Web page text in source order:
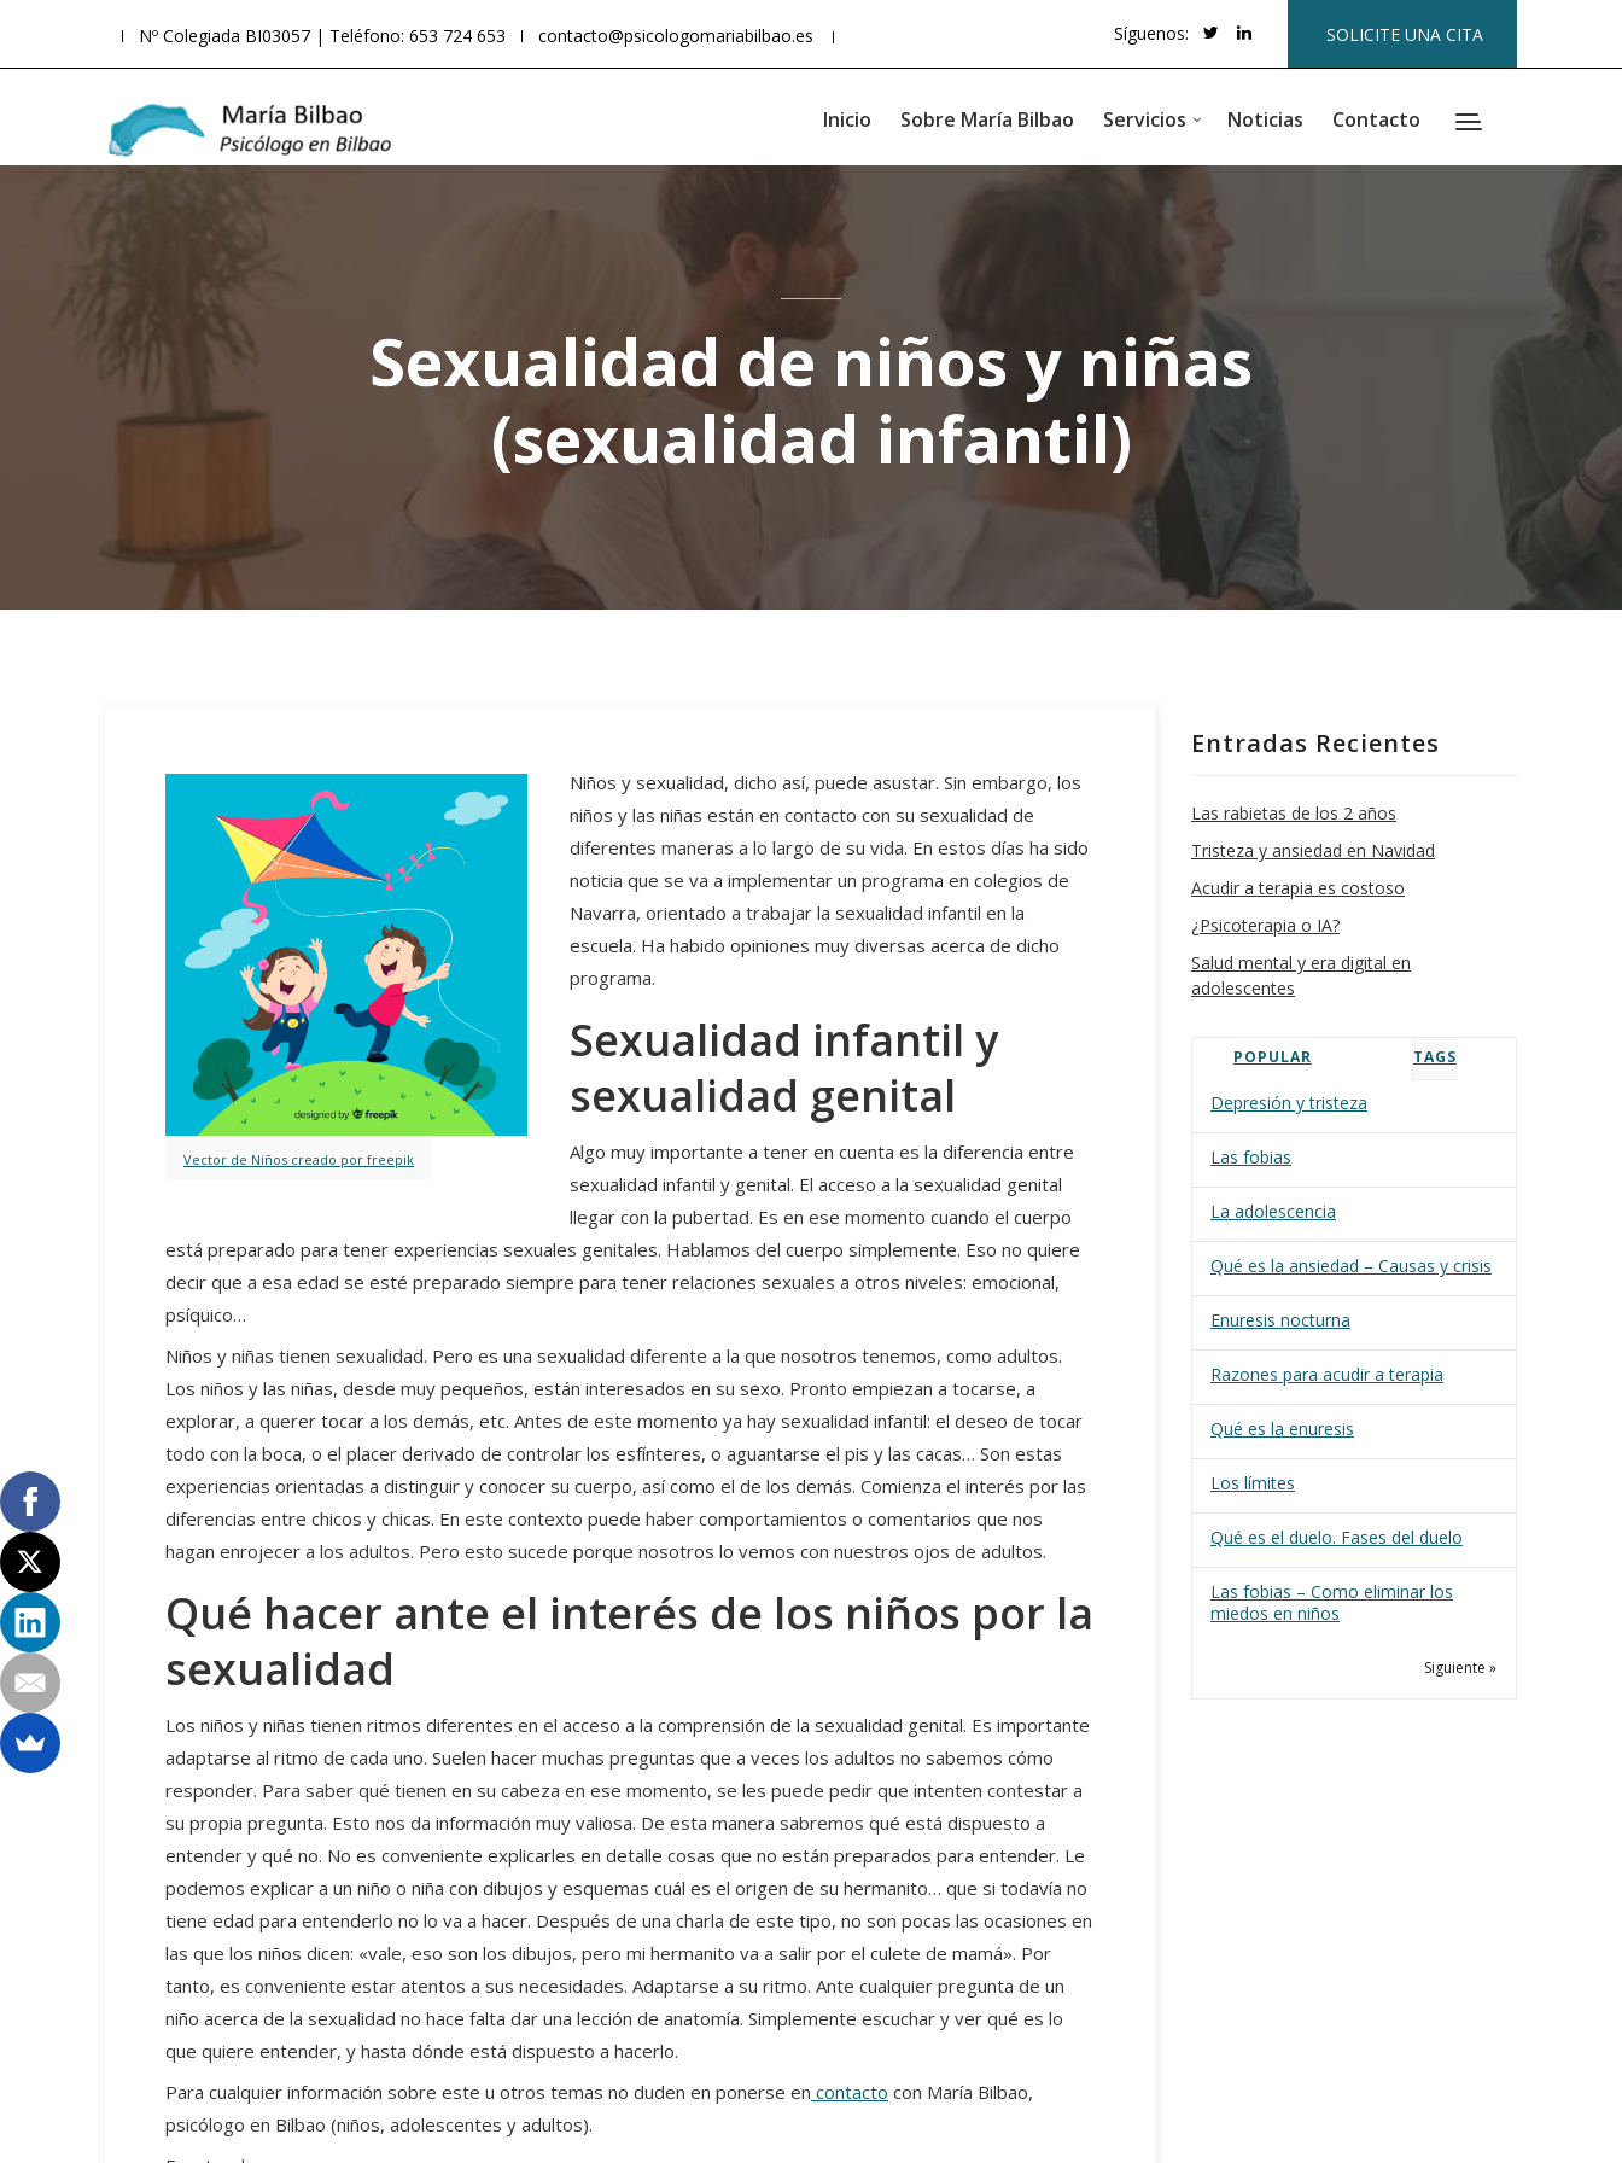
Nº Colegiada BI03057 | Teléfono: 653 724 653 contacto@psicologomariabilbao.es SOLICITE UNA CITA
Síguenos:
Inicio Sobre María Bilbao Servicios Noticias Contacto
Sexualidad de niños y niñas
(sexualidad infantil)
Vector de Niños creado por freepik
Niños y sexualidad, dicho así, puede asustar. Sin embargo, los
niños y las niñas están en contacto con su sexualidad de
diferentes maneras a lo largo de su vida. En estos días ha sido
noticia que se va a implementar un programa en colegios de
Navarra, orientado a trabajar la sexualidad infantil en la
escuela. Ha habido opiniones muy diversas acerca de dicho
programa.
Sexualidad infantil y
sexualidad genital
Algo muy importante a tener en cuenta es la diferencia entre
sexualidad infantil y genital. El acceso a la sexualidad genital
llegar con la pubertad. Es en ese momento cuando el cuerpo
está preparado para tener experiencias sexuales genitales. Hablamos del cuerpo simplemente. Eso no quiere
decir que a esa edad se esté preparado siempre para tener relaciones sexuales a otros niveles: emocional,
psíquico…
Niños y niñas tienen sexualidad. Pero es una sexualidad diferente a la que nosotros tenemos, como adultos.
Los niños y las niñas, desde muy pequeños, están interesados en su sexo. Pronto empiezan a tocarse, a
explorar, a querer tocar a los demás, etc. Antes de este momento ya hay sexualidad infantil: el deseo de tocar
todo con la boca, o el placer derivado de controlar los esfínteres, o aguantarse el pis y las cacas… Son estas
experiencias orientadas a distinguir y conocer su cuerpo, así como el de los demás. Comienza el interés por las
diferencias entre chicos y chicas. En este contexto puede haber comportamientos o comentarios que nos
hagan enrojecer a los adultos. Pero esto sucede porque nosotros lo vemos con nuestros ojos de adultos.
Qué hacer ante el interés de los niños por la
sexualidad
Los niños y niñas tienen ritmos diferentes en el acceso a la comprensión de la sexualidad genital. Es importante
adaptarse al ritmo de cada uno. Suelen hacer muchas preguntas que a veces los adultos no sabemos cómo
responder. Para saber qué tienen en su cabeza en ese momento, se les puede pedir que intenten contestar a
su propia pregunta. Esto nos da información muy valiosa. De esta manera sabremos qué está dispuesto a
entender y qué no. No es conveniente explicarles en detalle cosas que no están preparados para entender. Le
podemos explicar a un niño o niña con dibujos y esquemas cuál es el origen de su hermanito… que si todavía no
tiene edad para entenderlo no lo va a hacer. Después de una charla de este tipo, no son pocas las ocasiones en
las que los niños dicen: «vale, eso son los dibujos, pero mi hermanito va a salir por el culete de mamá». Por
tanto, es conveniente estar atentos a sus necesidades. Adaptarse a su ritmo. Ante cualquier pregunta de un
niño acerca de la sexualidad no hace falta dar una lección de anatomía. Simplemente escuchar y ver qué es lo
que quiere entender, y hasta dónde está dispuesto a hacerlo.
Para cualquier información sobre este u otros temas no duden en ponerse en contacto con María Bilbao,
psicólogo en Bilbao (niños, adolescentes y adultos).
Entradas Recientes
Las rabietas de los 2 años
Tristeza y ansiedad en Navidad
Acudir a terapia es costoso
¿Psicoterapia o IA?
Salud mental y era digital en
adolescentes
POPULAR TAGS
Depresión y tristeza
Las fobias
La adolescencia
Qué es la ansiedad – Causas y crisis
Enuresis nocturna
Razones para acudir a terapia
Qué es la enuresis
Los límites
Qué es el duelo. Fases del duelo
Las fobias – Como eliminar los
miedos en niños
Siguiente »